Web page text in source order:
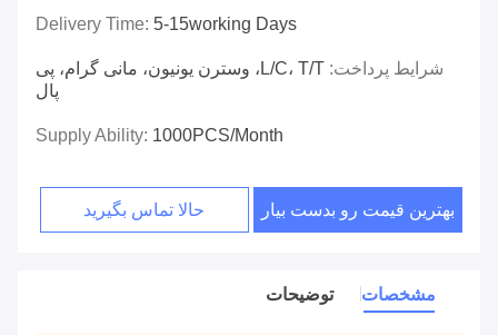
Delivery Time: 5-15working Days
شرایط پرداخت:
L/C، T/T، وسترن یونیون، مانی گرام، پی
پال
Supply Ability: 1000PCS/Month
بهترین قیمت رو بدست بیار حالا تماس بگیرید
مشخصات توضیحات